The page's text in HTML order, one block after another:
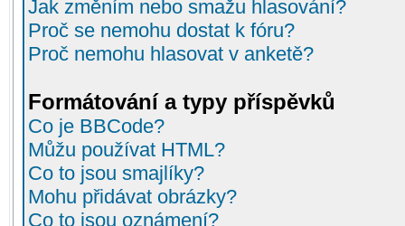
Jak změním nebo smažu hlasování?
Proč se nemohu dostat k fóru?
Proč nemohu hlasovat v anketě?
Formátování a typy příspěvků
Co je BBCode?
Můžu používat HTML?
Co to jsou smajlíky?
Mohu přidávat obrázky?
Co to jsou oznámení?